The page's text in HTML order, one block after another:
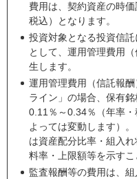
費用は、契約資産の時
税込）となります。
投資対象となる投資信
として、運用管理費用
生します。
運用管理費用（信託報
ライン」の場合、保有
0.11％～0.34％（年率
よっては変動します）
は資産配分比率・組入
料率・上限額等を示すこ
監査報酬等の費用は、